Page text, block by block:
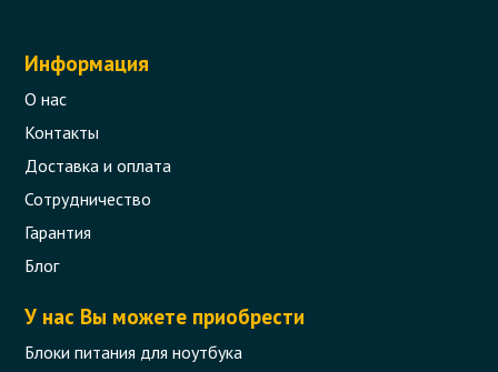
Код товара - 11476
Информация
О нас
Контакты
Доставка и оплата
Сотрудничество
Гарантия
Блог
У нас Вы можете приобрести
Блоки питания для ноутбука